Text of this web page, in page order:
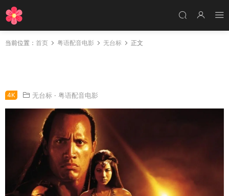
当前位置： 首页 粤语配音电影 无台标 正文
4K 无台标 · 粤语配音电影